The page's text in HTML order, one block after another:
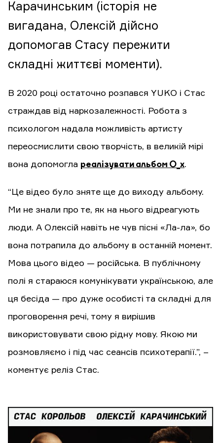
Карачинським (історія не
вигадана, Олексій дійсно
допомогав Стасу пережити
складні життєві моменти).
В 2020 році остаточно розпався YUKO і Стас
страждав від наркозалежності. Робота з
психологом надала можливість артисту
переосмислити свою творчість, в великій мірі
вона допомогла реалізувати альбом О_х.
“Це відео було зняте ще до виходу альбому.
Ми не знали про те, як на нього відреагують
люди. А Олексій навіть не чув пісні «Ла-ла», бо
вона потрапила до альбому в останній момент.
Мова цього відео — російська. В публічному
полі я стараюся комунікувати українською, але
ця бесіда — про дуже особисті та складні для
проговорення речі, тому я вирішив
використовувати свою рідну мову. Якою ми
розмовляємо і під час сеансів психотерапії.”, –
коментує реліз Стас.